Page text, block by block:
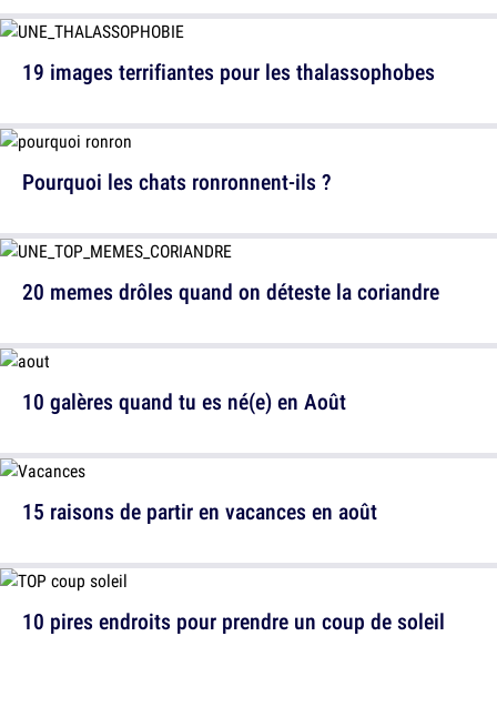
19 images terrifiantes pour les thalassophobes
20 memes drôles quand on déteste la coriandre
15 raisons de partir en vacances en août
Pourquoi les chats ronronnent-ils ?
10 galères quand tu es né(e) en Août
10 pires endroits pour prendre un coup de soleil